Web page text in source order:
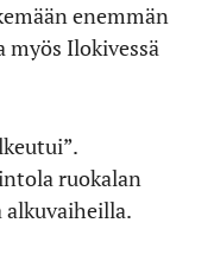
enemmän
myös Ilokivessä
ruokalan
alkuvaiheilla.